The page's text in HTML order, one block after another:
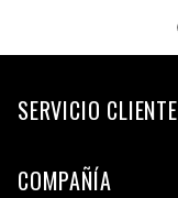
SERVICIO CLIENTE
COMPAÑÍA